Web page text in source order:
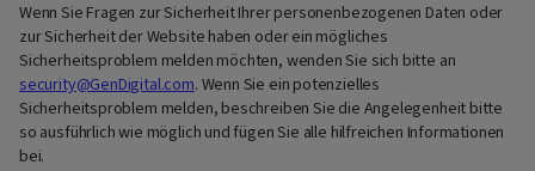
Wenn Sie Fragen zur Sicherheit Ihrer personenbezogenen Daten oder
zur Sicherheit der Website haben oder ein mögliches
Sicherheitsproblem melden möchten, wenden Sie sich bitte an
security@GenDigital.com. Wenn Sie ein potenzielles
Sicherheitsproblem melden, beschreiben Sie die Angelegenheit bitte
so ausführlich wie möglich und fügen Sie alle hilfreichen Informationen
bei.